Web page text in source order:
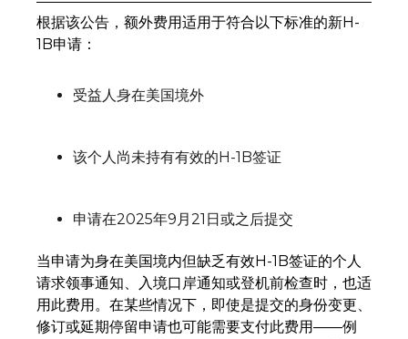
根据该公告，额外费用适用于符合以下标准的新H-
1B申请：
受益人身在美国境外
该个人尚未持有有效的H-1B签证
申请在2025年9月21日或之后提交
当申请为身在美国境内但缺乏有效H-1B签证的个人
请求领事通知、入境口岸通知或登机前检查时，也适
用此费用。在某些情况下，即使是提交的身份变更、
修订或延期停留申请也可能需要支付此费用——例